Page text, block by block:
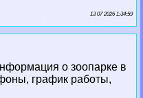
13 07 2026 1:34:59
о зоопарке в
график работы,